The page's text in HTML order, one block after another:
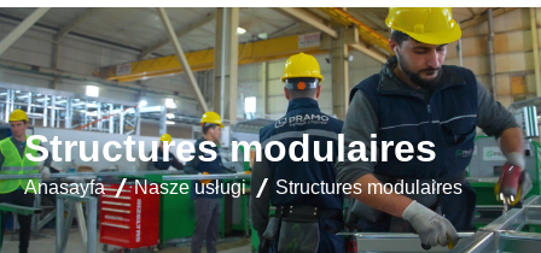
Structures modulaires
Anasayfa Nasze usługi Structures modulaires